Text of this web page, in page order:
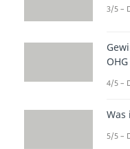
Der
3/5 –
OHG
4/5 –
Was
5/5 –